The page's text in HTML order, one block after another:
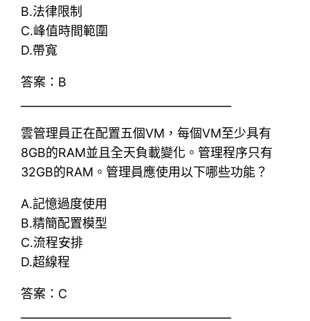
B.法律限制
C.峰值時間範圍
D.帶寬
答案：B
雲管理員正在配置五個VM，每個VM至少具有
8GB的RAM並且全天負載變化。管理程序只有
32GB的RAM。管理員應使用以下哪些功能？
A.記憶過度使用
B.精簡配置模型
C.流程安排
D.超線程
答案：C